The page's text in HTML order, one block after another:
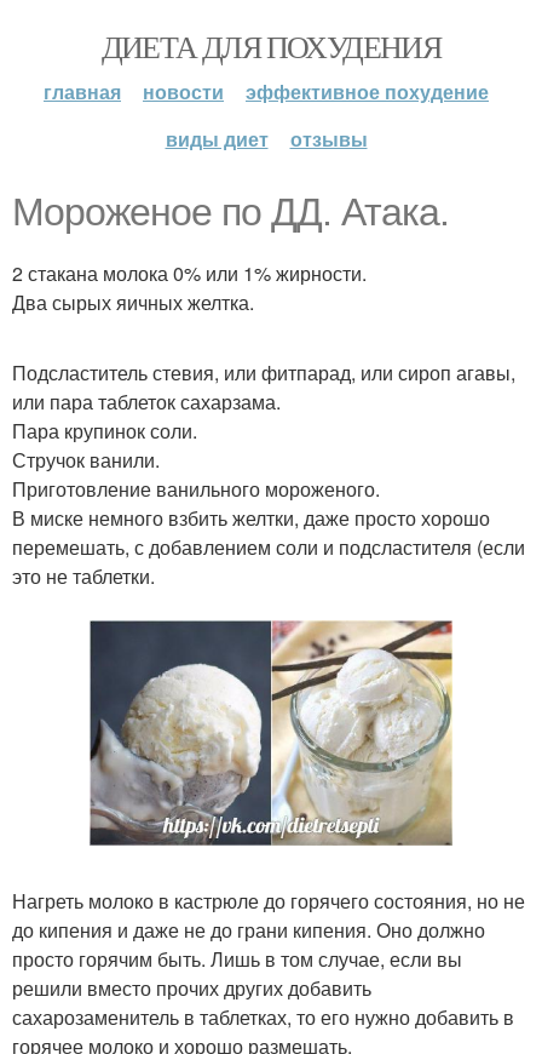
ДИЕТА ДЛЯ ПОХУДЕНИЯ
главная новости
эффективное похудение
виды диет
отзывы
Мороженое по ДД. Атака.
2 стакана молока 0% или 1% жирности.
Два сырых яичных желтка.
Подсластитель стевия, или фитпарад, или сироп агавы,
или пара таблеток сахарзама.
Пара крупинок соли.
Стручок ванили.
Приготовление ванильного мороженого.
В миске немного взбить желтки, даже просто хорошо
перемешать, с добавлением соли и подсластителя (если
это не таблетки.
Нагреть молоко в кастрюле до горячего состояния, но не
до кипения и даже не до грани кипения. Оно должно
просто горячим быть. Лишь в том случае, если вы
решили вместо прочих других добавить
сахарозаменитель в таблетках, то его нужно добавить в
горячее молоко и хорошо размешать.